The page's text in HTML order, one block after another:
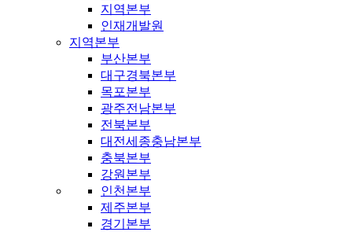
지역본부
인재개발원
지역본부
부산본부
대구경북본부
목포본부
광주전남본부
전북본부
대전세종충남본부
충북본부
강원본부
인천본부
제주본부
경기본부